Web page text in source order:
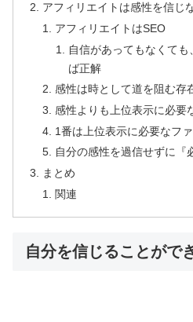
アフィリエイトは感性を信じ
アフィリエイトはSEO
自信があってもなくて
ば正解
感性は時として道を阻む存
感性よりも上位表示に必要
1番は上位表示に必要なフ
自分の感性を過信せずに『
まとめ
関連
自分を信じることがで